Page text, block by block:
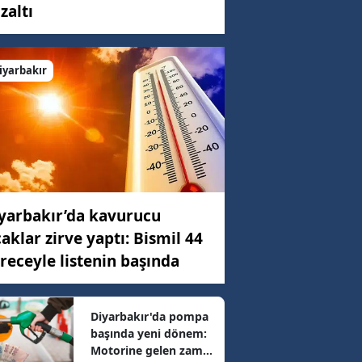
km/h
km/h
km/h
km/h
kavurucu
zirve yaptı: Bismil 44
listenin başında
Diyarbakır'da pompa
başında yeni dönem:
Motorine gelen zam